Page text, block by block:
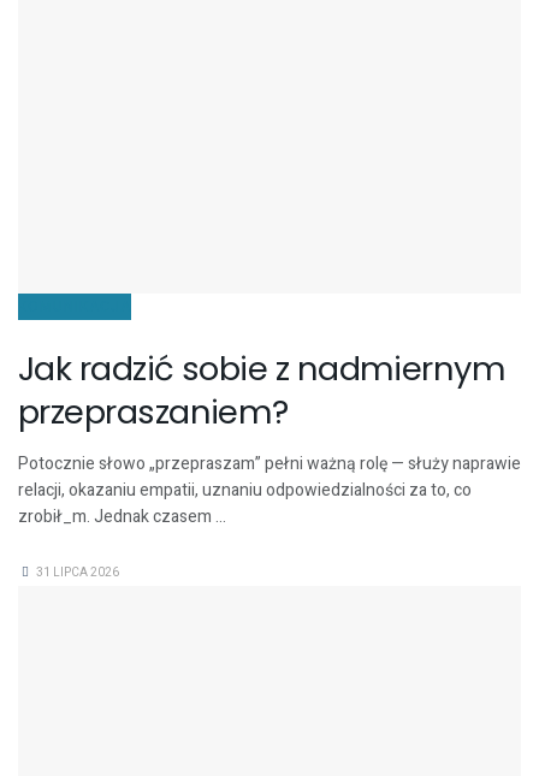
Jak radzić sobie z nadmiernym
przepraszaniem?
Potocznie słowo „przepraszam” pełni ważną rolę — służy naprawie
relacji, okazaniu empatii, uznaniu odpowiedzialności za to, co
zrobił_m. Jednak czasem ...
31 LIPCA 2026